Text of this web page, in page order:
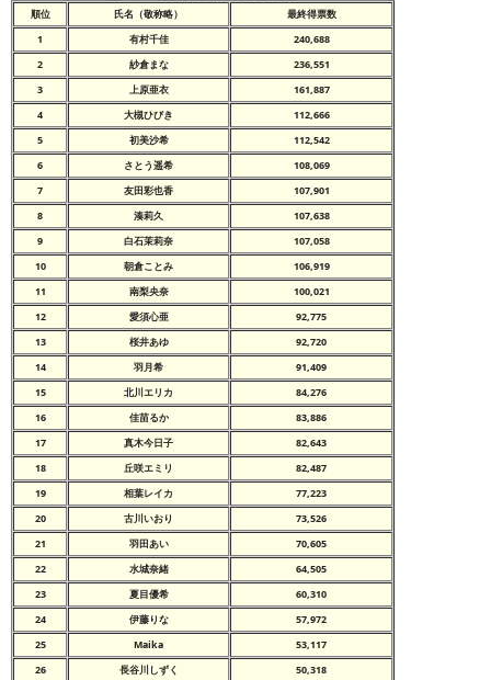
順位 氏名（敬称略）
最終得票数
1
有村千佳
240,688
2
紗倉まな
236,551
3
上原亜衣
161,887
4
大槻ひびき
112,666
5
初美沙希
112,542
6
さとう遥希
108,069
7
友田彩也香
107,901
8
湊莉久
107,638
9
白石茉莉奈
107,058
10
朝倉ことみ
106,919
11
南梨央奈
100,021
12
愛須心亜
92,775
13
桜井あゆ
92,720
14
羽月希
91,409
15
北川エリカ
84,276
16
佳苗るか
83,886
17
真木今日子
82,643
18
丘咲エミリ
82,487
19
相葉レイカ
77,223
20
古川いおり
73,526
21
羽田あい
70,605
22
水城奈緒
64,505
23
夏目優希
60,310
24
伊藤りな
57,972
25
Maika
53,117
26
長谷川しずく 50,318